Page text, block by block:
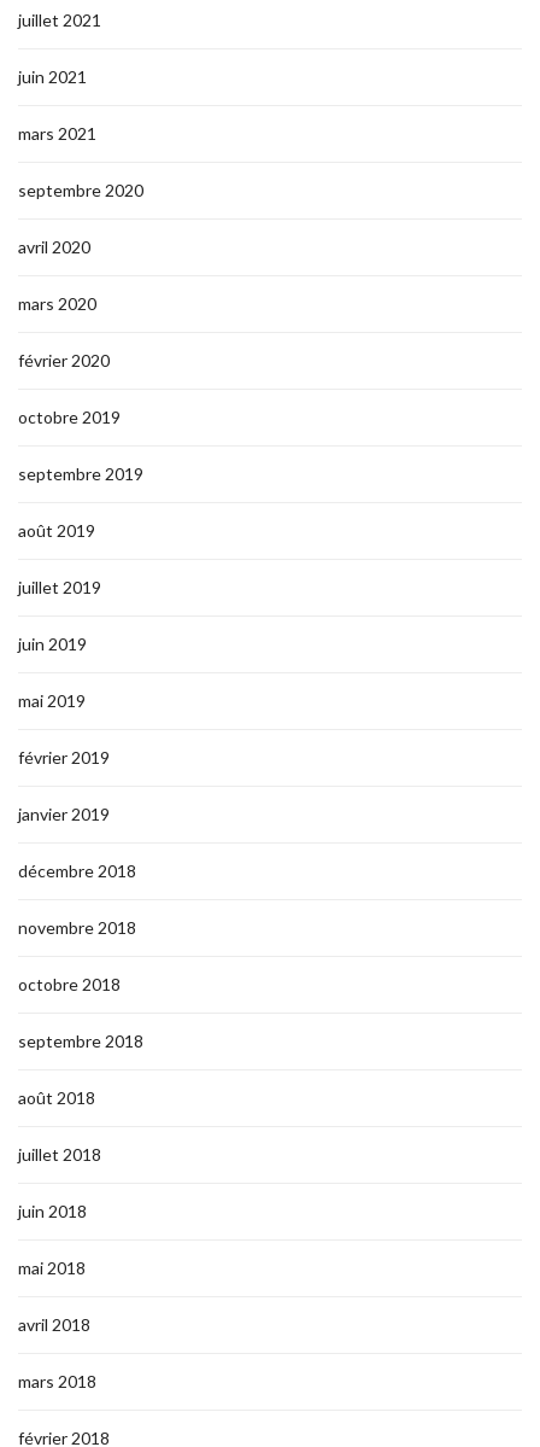
juillet 2021
juin 2021
mars 2021
septembre 2020
avril 2020
mars 2020
février 2020
octobre 2019
septembre 2019
août 2019
juillet 2019
juin 2019
mai 2019
février 2019
janvier 2019
décembre 2018
novembre 2018
octobre 2018
septembre 2018
août 2018
juillet 2018
juin 2018
mai 2018
avril 2018
mars 2018
février 2018